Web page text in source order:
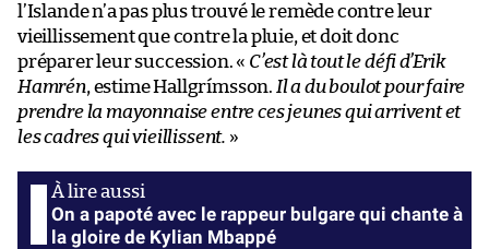
l’Islande n’a pas plus trouvé le remède contre leur
vieillissement que contre la pluie, et doit donc
préparer leur succession. « C’est là tout le défi d’Erik
Hamrén, estime Hallgrímsson. Il a du boulot pour faire
prendre la mayonnaise entre ces jeunes qui arrivent et
les cadres qui vieillissent. »
On a papoté avec le rappeur bulgare qui chante à
la gloire de Kylian Mbappé